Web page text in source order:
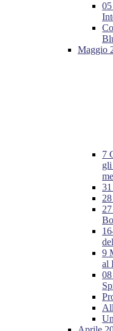
Maggio
7
gli
9
al